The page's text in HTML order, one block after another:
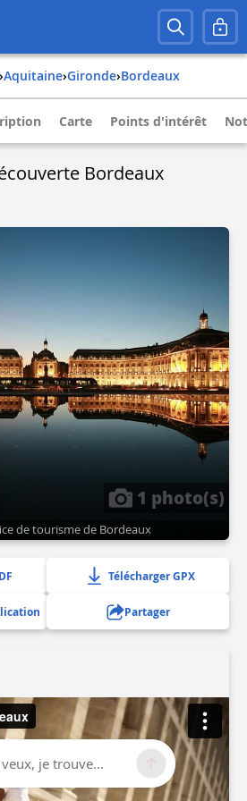
› aquitaine› gironde› bordeaux
Carte Points d'intérêt
Bordeaux
1 photo(s)
de tourisme de Bordeaux
Télécharger GPX
Partager
je trouve...